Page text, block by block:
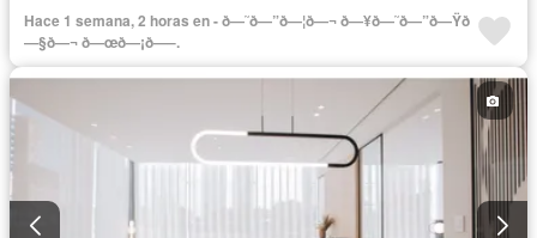
Hace 1 semana, 2 horas en - ð—˜ð—”ð—¦ð—¬ ð—¥ð—˜ð—”ð—Ÿð
—§ð—¬ ð—œð—¡ð—–.